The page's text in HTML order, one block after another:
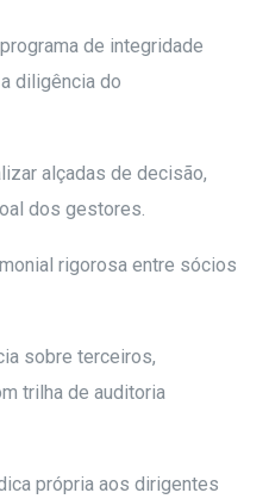
de integridade
diligência do
alçadas de decisão,
dos gestores.
rigorosa entre sócios
sobre terceiros,
trilha de auditoria
própria aos dirigentes